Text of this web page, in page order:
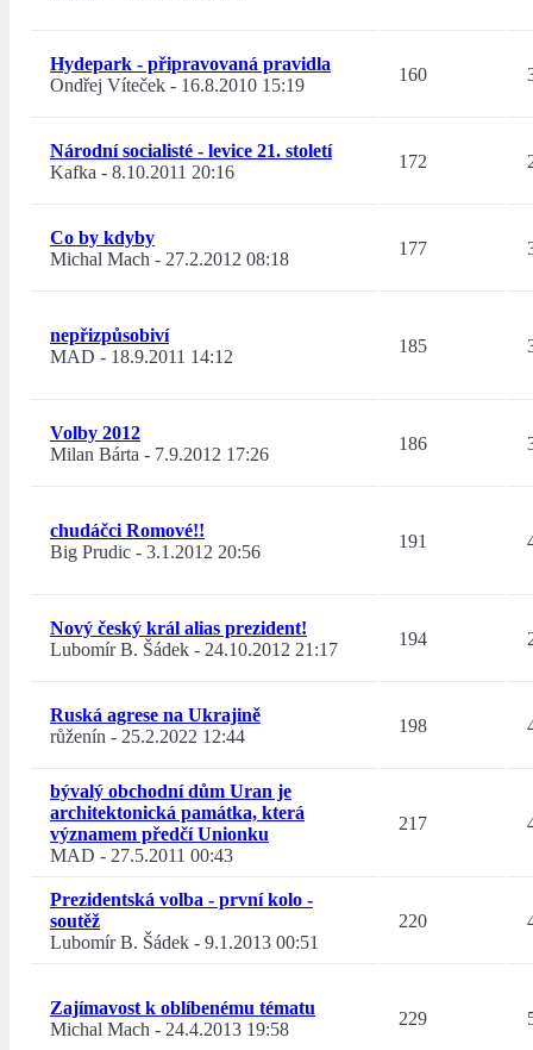
Hydepark - připravovaná pravidla
Ondřej Víteček - 16.8.2010 15:19
160
Národní socialisté - levice 21. století
Kafka - 8.10.2011 20:16
172
Co by kdyby
Michal Mach - 27.2.2012 08:18
177
nepřizpůsobiví
MAD - 18.9.2011 14:12
185
Volby 2012
Milan Bárta - 7.9.2012 17:26
186
chudáčci Romové!!
Big Prudic - 3.1.2012 20:56
191
Nový český král alias prezident!
Lubomír B. Šádek - 24.10.2012 21:17
194
Ruská agrese na Ukrajině
růženín - 25.2.2022 12:44
198
bývalý obchodní dům Uran je
architektonická památka, která
významem předčí Unionku
MAD - 27.5.2011 00:43
217
Prezidentská volba - první kolo -
soutěž
Lubomír B. Šádek - 9.1.2013 00:51
220
Zajímavost k oblíbenému tématu
Michal Mach - 24.4.2013 19:58
229